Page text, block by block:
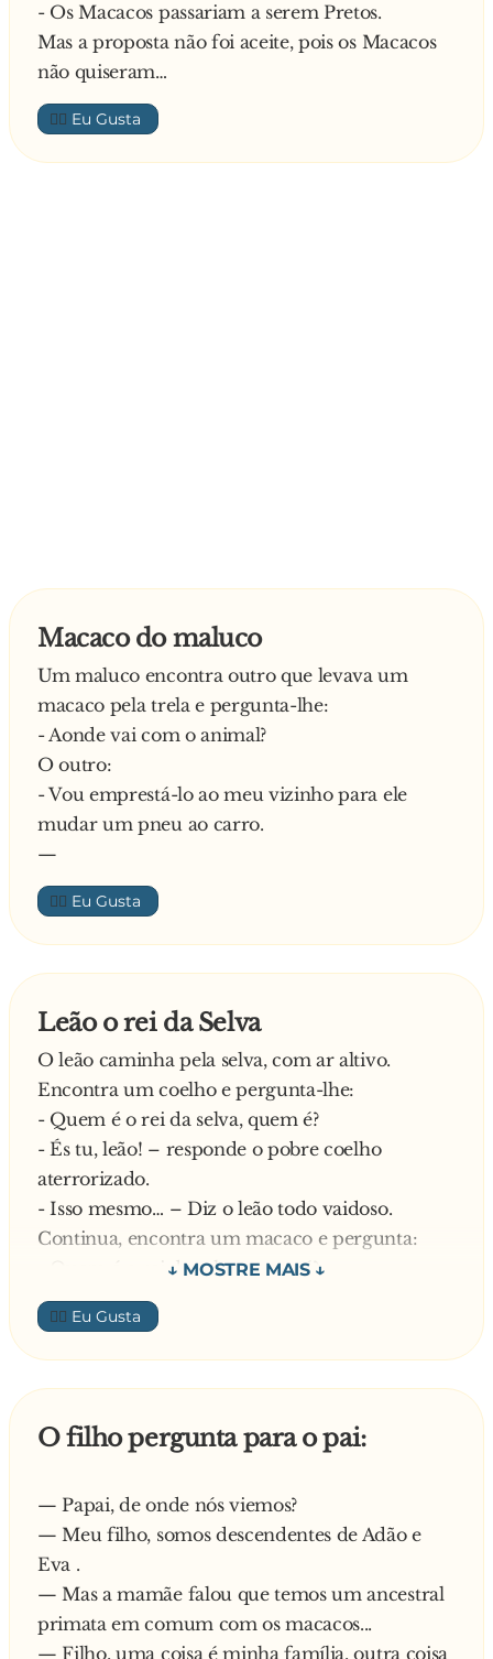
- Os Macacos passariam a serem Pretos.
Mas a proposta não foi aceite, pois os Macacos
não quiseram…
👍🏼
Macaco do maluco
Um maluco encontra outro que levava um
macaco pela trela e pergunta-lhe:
- Aonde vai com o animal?
O outro:
- Vou emprestá-lo ao meu vizinho para ele
mudar um pneu ao carro.
—
👍🏼
Leão o rei da Selva
O leão caminha pela selva, com ar altivo.
Encontra um coelho e pergunta-lhe:
- Quem é o rei da selva, quem é?
- És tu, leão! – responde o pobre coelho
aterrorizado.
- Isso mesmo… – Diz o leão todo vaidoso.
Continua, encontra um macaco e pergunta:
- Quem é o rei da selva, quem é?
- Tu, leão! És tu! – responde de imediato o
macaco cheinho de medo.
- Boa resposta… – diz o leão todo contente.
Encontra uma hiena e pergunta:
- Claro que és tu leão! És tu! – responde a hiena
anteriores
- Muito bem! – responde o leão orgulhoso do
seu poder
Continua a sua caminhada e encontra um
elefante e pergunta:
- Quem é o rei da selva, quem é?
👍🏼
O filho pergunta para o pai:
— Papai, de onde nós viemos?
— Meu filho, somos descendentes de Adão e
Eva .
— Mas a mamãe falou que temos um ancestral
primata em comum com os macacos...
— Filho, uma coisa é minha família, outra coisa